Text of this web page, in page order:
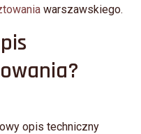
warszawskiego.
opis techniczny